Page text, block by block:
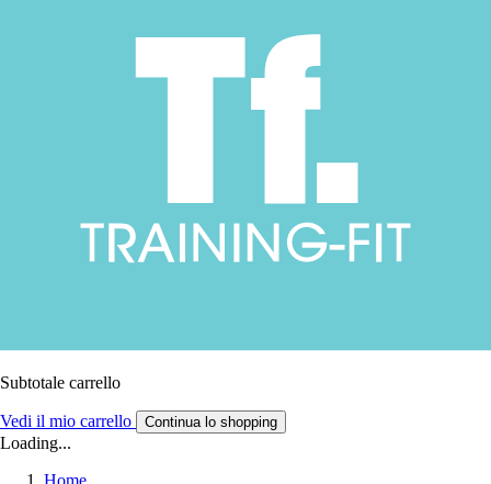
Subtotale carrello
Vedi il mio carrello Continua lo shopping
Loading...
Home